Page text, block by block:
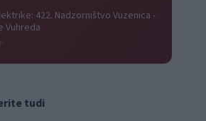
422. Nadzorništvo Vuzenica -
Vuhreda
tudi